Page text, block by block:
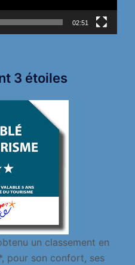
02:51
3 étoiles
un classement en
pour son confort, ses